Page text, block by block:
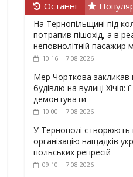
Останні
На Тернопільщині під
потрапив пішохід, а в
неповнолітній пасажир
10:16 | 7.08.2026
Мер Чорткова закликав
будівлю на вулиці Хічія:
демонтувати
10:00 | 7.08.2026
У Тернополі створюють
організацію нащадків
польських репресій
09:10 | 7.08.2026